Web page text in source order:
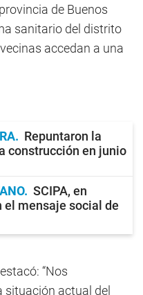
de Buenos
sanitario del distrito
accedan a una
Repuntaron la
construcción en junio
SCIPA, en
el mensaje social de
“Nos
actual del